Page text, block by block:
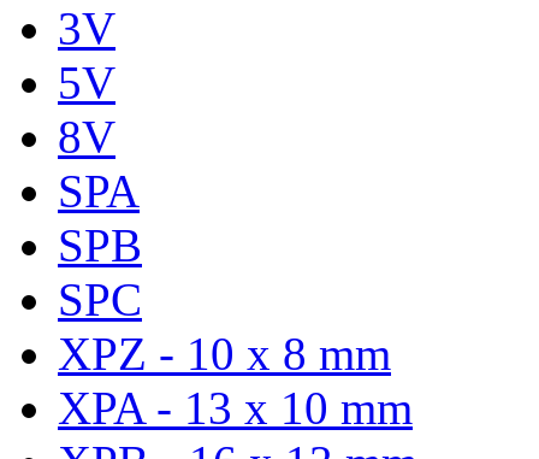
3V
5V
8V
SPA
SPB
SPC
XPZ - 10 x 8 mm
XPA - 13 x 10 mm